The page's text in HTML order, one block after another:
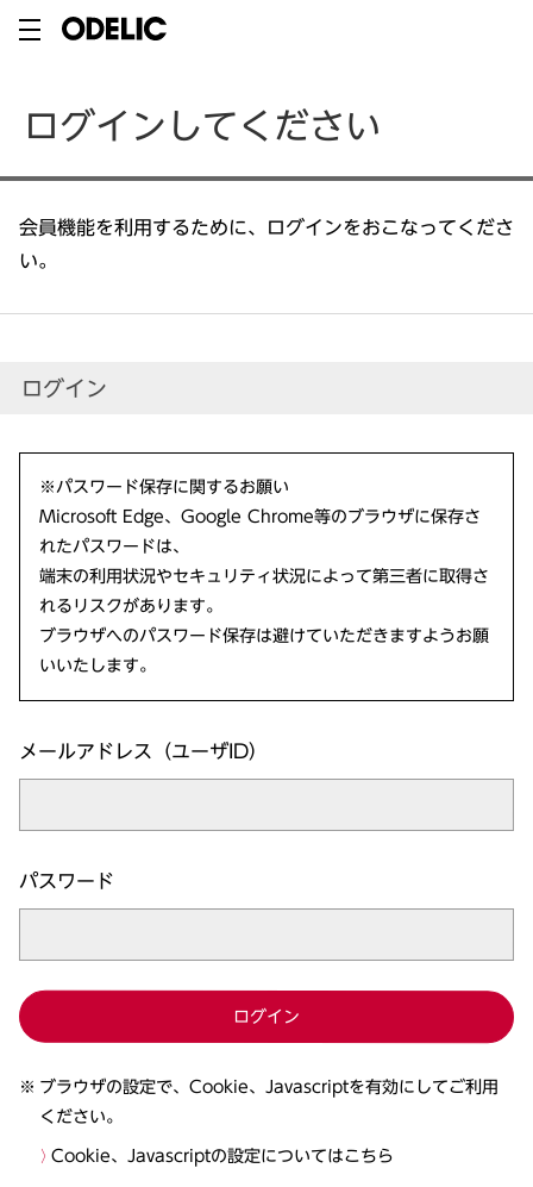
ログインしてください
会員機能を利用するために、ログインをおこなってくださ
い。
ログイン
※パスワード保存に関するお願い
Microsoft Edge、Google Chrome等のブラウザに保存さ
れたパスワードは、
端末の利用状況やセキュリティ状況によって第三者に取得さ
れるリスクがあります。
ブラウザへのパスワード保存は避けていただきますようお願
いいたします。
メールアドレス（ユーザID）
パスワード
ログイン
ブラウザの設定で、Cookie、Javascriptを有効にしてご利用
ください。
Cookie、Javascriptの設定についてはこちら